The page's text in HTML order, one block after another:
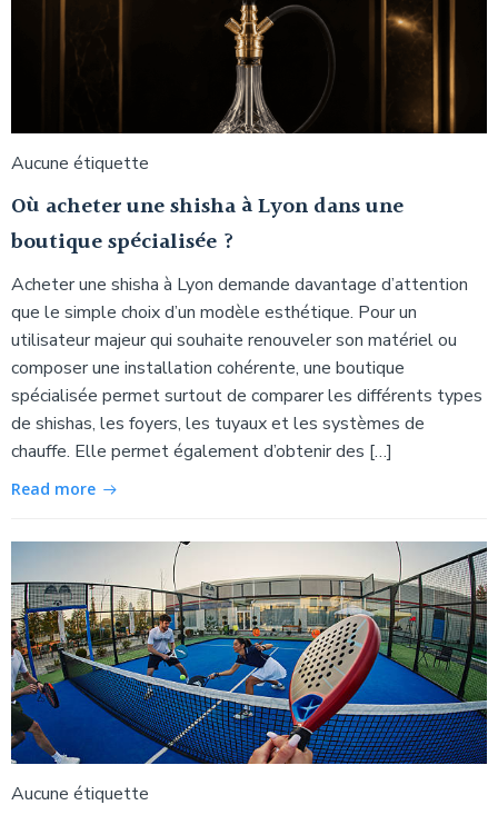
Aucune étiquette
Où acheter une shisha à Lyon dans une
boutique spécialisée ?
Acheter une shisha à Lyon demande davantage d’attention
que le simple choix d’un modèle esthétique. Pour un
utilisateur majeur qui souhaite renouveler son matériel ou
composer une installation cohérente, une boutique
spécialisée permet surtout de comparer les différents types
de shishas, les foyers, les tuyaux et les systèmes de
chauffe. Elle permet également d’obtenir des […]
Read more
Aucune étiquette